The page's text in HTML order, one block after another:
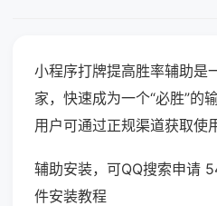
小程序打牌提高胜率辅助是
家，快速成为一个“必胜”的
用户可通过正规渠道获取使
辅助安装，可QQ搜索申请
件安装教程